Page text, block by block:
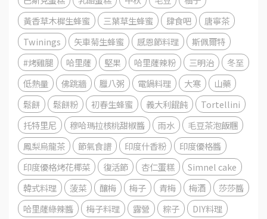
黃香草木樨生蜂蜜
三葉草生蜂蜜 肆食吧
唐寧茶
Twinings
矢車菊生蜂蜜 感恩節料理
斯佩爾特
#烤雞腿
哈里薩 堅果 哈里薩辣粉 三明治
冬至
低熱量
佛跳牆 臘八粥 電鍋料理 大寒
山藥
鬆餅
鬆餅粉 初春生蜂蜜 義大利餛飩
Tortellini
托特里尼
穆哈瑪拉核桃甜椒醬 雨水
毛豆茶泡飯糰
鳳梨烏龍茶
節氣食譜 印度什香粉
印度優格醬
印度優格烤花椰菜
復活節 杏仁蛋糕
Simnel cake
韓式料理
菠菜 釀梅 梅子 青梅 梅酒
莎莎醬
哈里薩綠辣醬
梅子料理 露營 粽子
DIY料理